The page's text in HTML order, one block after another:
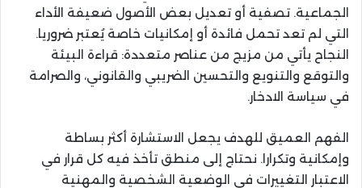
الجماعية. تصفية أو تعديل بعض الأصول ضعيفة الأداء
التي لم تعد تحمل فائدة أو إمكانيات خاصة يُعتبر ضروريا.
النجاح يأتي من مزيج من عناصر متعددة: قراءة البيئة
والتوقع والتنويع والتحسين الضريبي والقانوني، والصرامة
في سياسة الادخار.
الفهم العميق للهدف يجعل الاستشارة أكثر بساطة
وإمكانية وتكرارا. نحتاج إلى منطق تأخذ فيه كل قرار في
الاعتبار التغييرات في الوضعية الشخصية والمهنية